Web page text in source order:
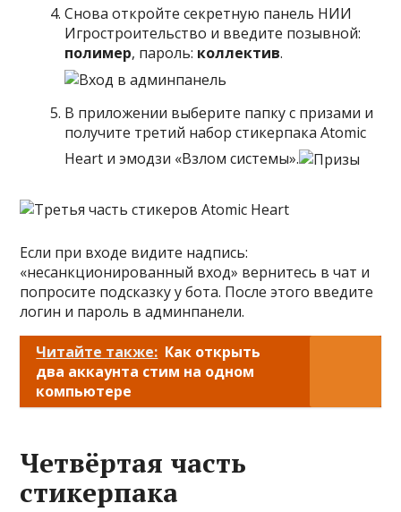
Снова откройте секретную панель НИИ
Игростроительство и введите позывной:
полимер, пароль: коллектив.
В приложении выберите папку с призами и
получите третий набор стикерпака Atomic
Heart и эмодзи «Взлом системы».
Если при входе видите надпись:
«несанкционированный вход» вернитесь в чат и
попросите подсказку у бота. После этого введите
логин и пароль в админпанели.
Читайте также: Как открыть
два аккаунта стим на одном
компьютере
Четвёртая часть
стикерпака